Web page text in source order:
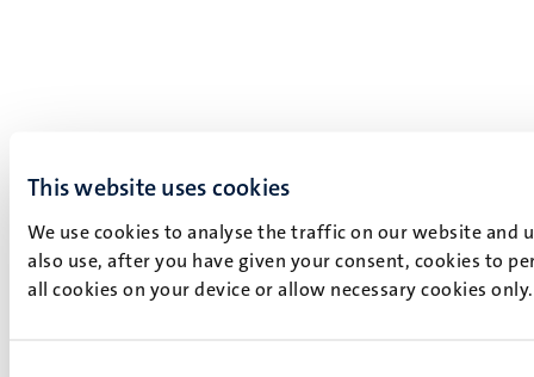
This website uses cookies
We use cookies to analyse the traffic on our website and
also use, after you have given your consent, cookies to
all cookies on your device or allow necessary cookies